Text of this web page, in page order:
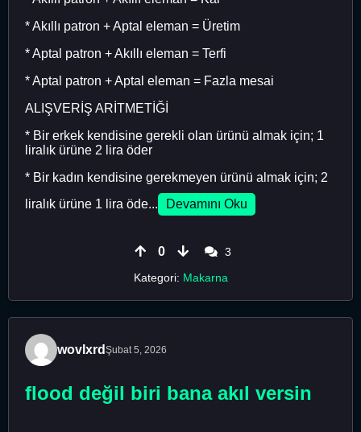
* Akıllı patron + Aptal eleman = Üretim
* Aptal patron + Akıllı eleman = Terfi
* Aptal patron + Aptal eleman = Fazla mesai
ALIŞVERİŞ ARİTMETİĞİ
* Bir erkek kendisine gerekli olan ürünü almak için; 1
liralık ürüne 2 lira öder
* Bir kadın kendisine gerekmeyen ürünü almak için; 2
liralık ürüne 1 lira öde...
Devamını Oku
0
3
Kategori: Makarna
wovlxrd Şubat 5, 2026
flood değil biri bana akıl versin